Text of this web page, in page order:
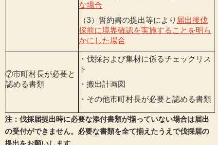
な場合
（3）誓約書の提出等により 届出後伐
採前に境界確認を実施すること を明ら
かにした場合
⑦市町村長が必要と
認める書類
・伐採および集材に係るチェックリス
ト
・搬出計画図
・その他市町村長が必要と認める書類
注：伐採届提出時に必要な添付書類が揃っていない場合は届出
の受付ができません。必要な書類を全て揃えたうえで伐採届の
提出をお願いします。